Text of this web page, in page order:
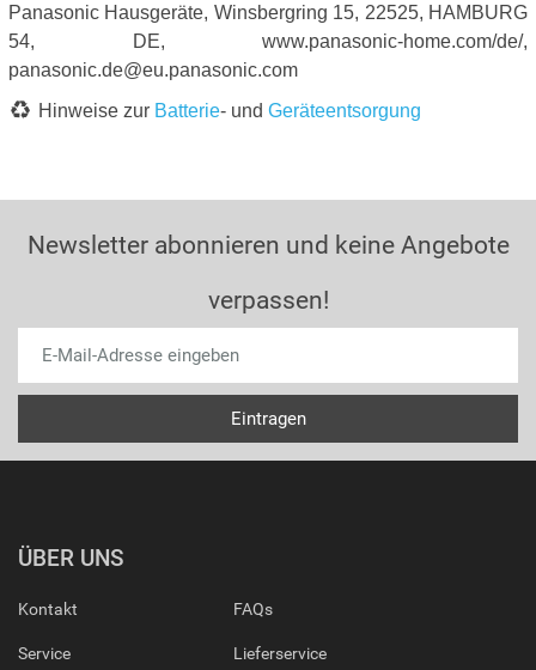
Panasonic Hausgeräte, Winsbergring 15, 22525, HAMBURG
54, DE, www.panasonic-home.com/de/,
panasonic.de@eu.panasonic.com
Hinweise zur Batterie- und Geräteentsorgung
Newsletter abonnieren und keine Angebote
verpassen!
ÜBER UNS
Kontakt
Service
FAQs
Lieferservice